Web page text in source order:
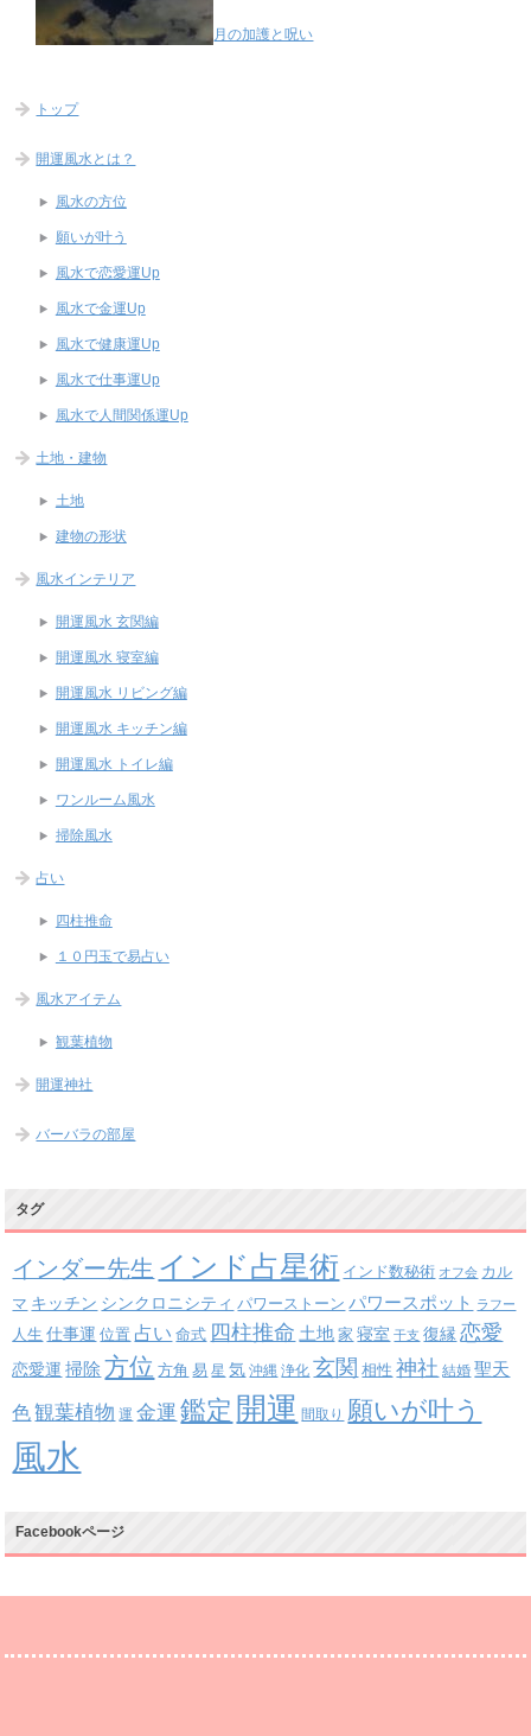
月の加護と呪い
トップ
開運風水とは？
風水の方位
願いが叶う
風水で恋愛運Up
風水で金運Up
風水で健康運Up
風水で仕事運Up
風水で人間関係運Up
土地・建物
土地
建物の形状
風水インテリア
開運風水 玄関編
開運風水 寝室編
開運風水 リビング編
開運風水 キッチン編
開運風水 トイレ編
ワンルーム風水
掃除風水
占い
四柱推命
１０円玉で易占い
風水アイテム
観葉植物
開運神社
バーバラの部屋
タグ
インダー先生 インド占星術 インド数秘術 オフ会 カル
マ キッチン シンクロニシティ パワーストーン パワースポット ラフー
人生 仕事運 位置 占い 命式 四柱推命 土地 家 寝室 干支 復縁 恋愛
恋愛運 掃除 方位 方角 易 星 気 沖縄 浄化 玄関 相性 神社 結婚 聖天
色 観葉植物 運 金運 鑑定 開運 間取り 願いが叶う
風水
Facebookページ